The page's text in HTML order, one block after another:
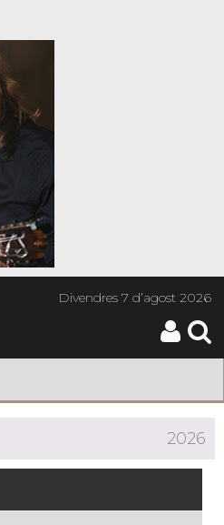
Divendres7 d’agost 2026
2026